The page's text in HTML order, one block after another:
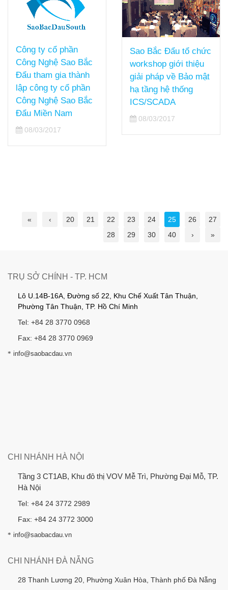
Công ty cổ phần
Công Nghệ Sao Bắc
Đẩu tham gia thành
lập công ty cổ phần
Công Nghệ Sao Bắc
Đẩu Miền Nam
08/03/2017
Sao Bắc Đẩu tổ chức
workshop giới thiệu
giải pháp về Bảo mật
hạ tầng hệ thống
ICS/SCADA
08/03/2017
« ‹ 20 21 22 23 24 25 26
27
28
29 30 40 › »
TRỤ SỞ CHÍNH - TP. HCM
Lô U.14B-16A, Đường số 22, Khu Chế Xuất Tân Thuận,
Phường Tân Thuận, TP. Hồ Chí Minh
Tel: +84 28 3770 0968
Fax: +84 28 3770 0969
* info@saobacdau.vn
CHI NHÁNH HÀ NỘI
Tầng 3 CT1AB, Khu đô thị VOV Mễ Trì, Phường Đại Mỗ, TP.
Hà Nội
Tel: +84 24 3772 2989
Fax: +84 24 3772 3000
* info@saobacdau.vn
CHI NHÁNH ĐÀ NẴNG
28 Thanh Lương 20, Phường Xuân Hòa, Thành phố Đà Nẵng